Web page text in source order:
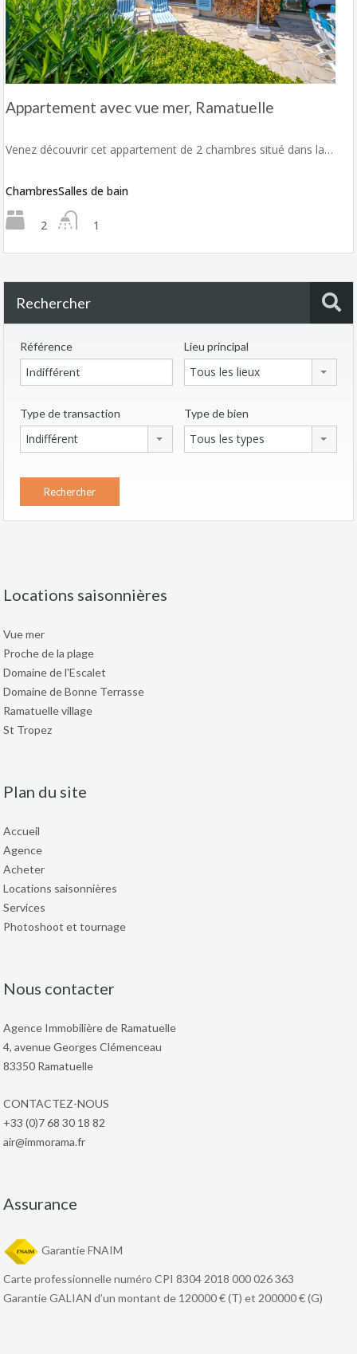
Appartement avec vue mer, Ramatuelle
Venez découvrir cet appartement de 2 chambres situé dans la…
Chambres
2
Salles de bain
1
Rechercher
Référence Lieu principal
Tous les lieux
Type de transaction
Indifférent
Type de bien
Tous les types
Locations saisonnières
Vue mer
Proche de la plage
Domaine de l'Escalet
Domaine de Bonne Terrasse
Ramatuelle village
St Tropez
Plan du site
Accueil
Agence
Acheter
Locations saisonnières
Services
Photoshoot et tournage
Nous contacter
Agence Immobilière de Ramatuelle
4, avenue Georges Clémenceau
83350 Ramatuelle
CONTACTEZ-NOUS
+33 (0)7 68 30 18 82
air@immorama.fr
Assurance
Garantie FNAIM
Carte professionnelle numéro CPI 8304 2018 000 026 363
Garantie GALIAN d’un montant de 120000 € (T) et 200000 € (G)